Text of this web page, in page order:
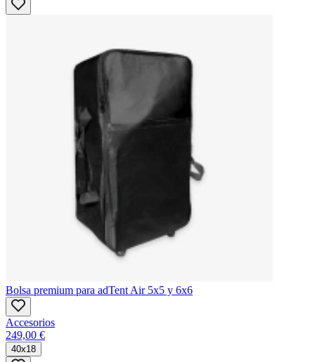
Bolsa premium para adTent Air 5x5 y 6x6
Accesorios
249,00 €
40x18